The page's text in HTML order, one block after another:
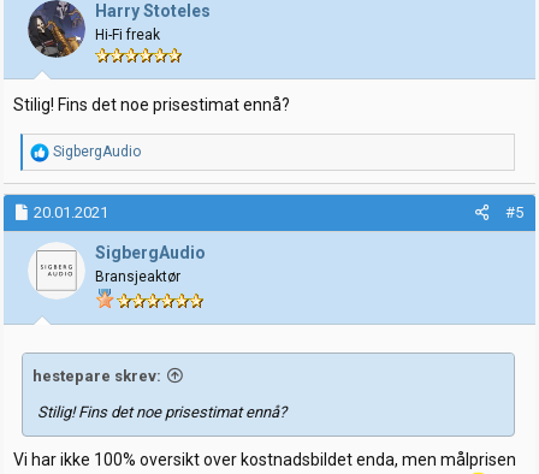
Harry Stoteles
Hi-Fi freak
Stilig! Fins det noe prisestimat ennå?
R
e
a
k
s
j
o
e
r
SigbergAudio
20.01.2021 #5
SigbergAudio
Bransjeaktør
hestepare skrev:
Stilig! Fins det noe prisestimat ennå?
Vi har ikke 100% oversikt over kostnadsbildet enda, men målprisen